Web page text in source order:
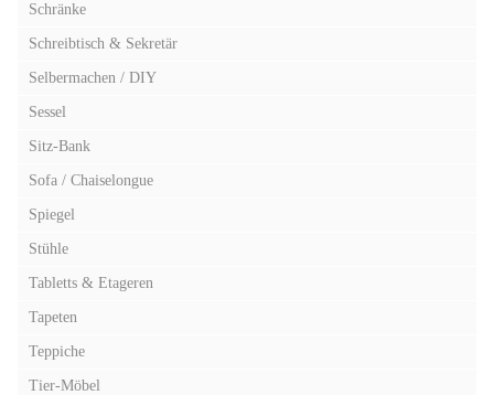
Schränke
Schreibtisch & Sekretär
Selbermachen / DIY
Sessel
Sitz-Bank
Sofa / Chaiselongue
Spiegel
Stühle
Tabletts & Etageren
Tapeten
Teppiche
Tier-Möbel